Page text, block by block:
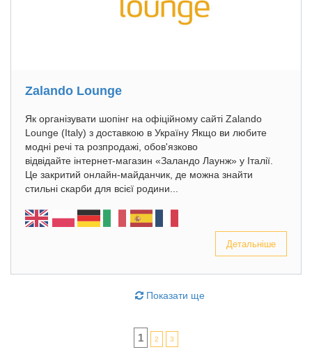
Zalando Lounge
Як організувати шопінг на офіційному сайті Zalando
Lounge (Italy) з доставкою в Україну Якщо ви любите
модні речі та розпродажі, обов'язково
відвідайте інтернет-магазин «Заландо Лаунж» у Італії.
Це закритий онлайн-майданчик, де можна знайти
стильні скарби для всієї родини...
Детальніше
Показати ще
1 2 3